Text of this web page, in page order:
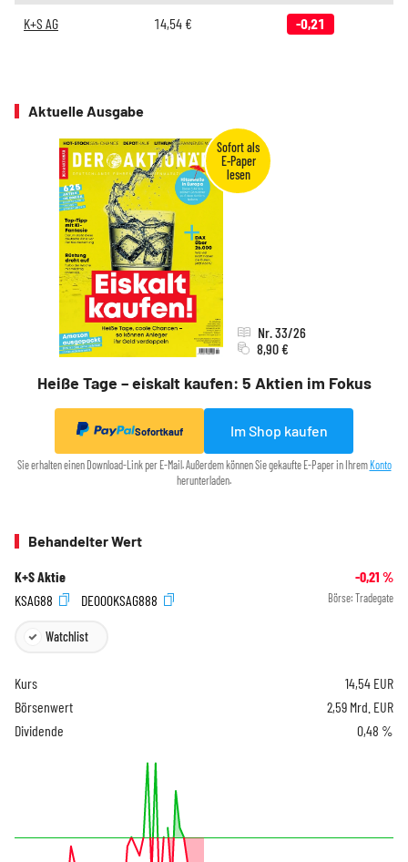
K+S AG 14,54€ -0,21
Aktuelle Ausgabe
Heiße Tage – eiskalt kaufen: 5 Aktien im Fokus
Nr. 33/26
8,90 €
Sofortkauf Im Shop kaufen
Sie erhalten einen Download-Link per E-Mail. Außerdem können Sie gekaufte E-Paper in Ihrem Konto
herunterladen.
Behandelter Wert
K+S Aktie -0,21 %
KSAG88
DE000KSAG888 Börse: Tradegate
Watchlist
Kurs 14,54 EUR
Börsenwert
2,59 Mrd. EUR
Dividende
0,48 %